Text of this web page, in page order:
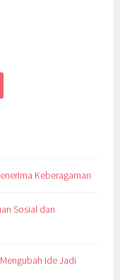
Keberagaman
Sosial dan
Ide Jadi